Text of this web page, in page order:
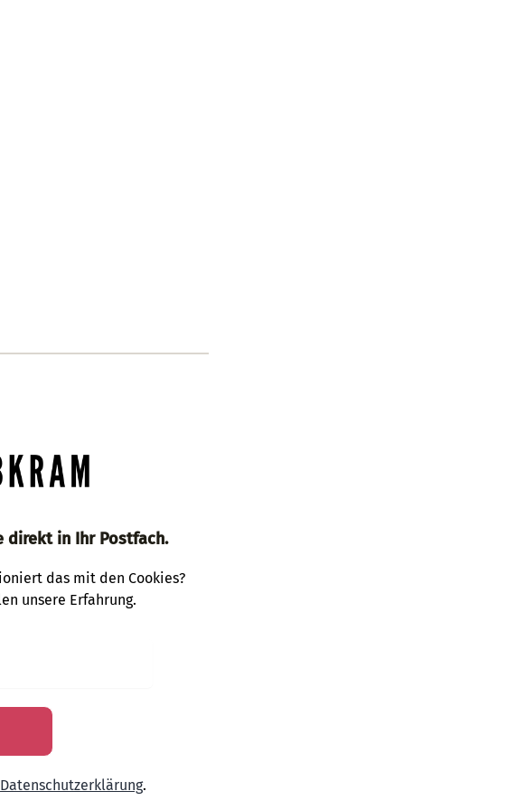
direkt in Ihr Postfach.
das mit den Cookies?
unsere Erfahrung.
Datenschutzerklärung.